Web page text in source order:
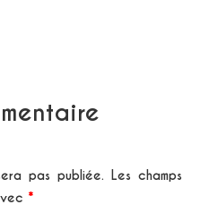
pas publiée.
Les champs
*